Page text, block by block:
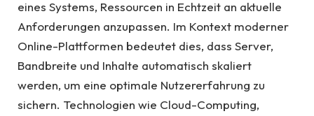
eines Systems, Ressourcen in Echtzeit an aktuelle
Anforderungen anzupassen. Im Kontext moderner
Online-Plattformen bedeutet dies, dass Server,
Bandbreite und Inhalte automatisch skaliert
werden, um eine optimale Nutzererfahrung zu
sichern. Technologien wie Cloud-Computing,